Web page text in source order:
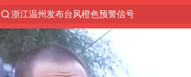
浙江温州发布台风橙色预警信号
富婆带资进组给自己硬加60多场吻戏
白海豚将正面袭击贯穿浙江
男童模仿奥特曼从高处跳下致骨折